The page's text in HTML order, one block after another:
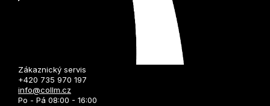
Zákaznický servis
+420 735 970 197
info@collm.cz
Po - Pá 08:00 - 16:00